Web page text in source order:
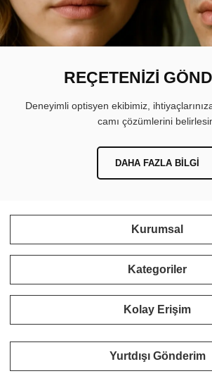
REÇETENİZİ
Deneyimli optisyen ekibimiz,
camı çözümlerini
DAHA FAZLA BILGI
Kurumsal
Kategoriler
Kolay Erişim
Yurtdışı Gönderim